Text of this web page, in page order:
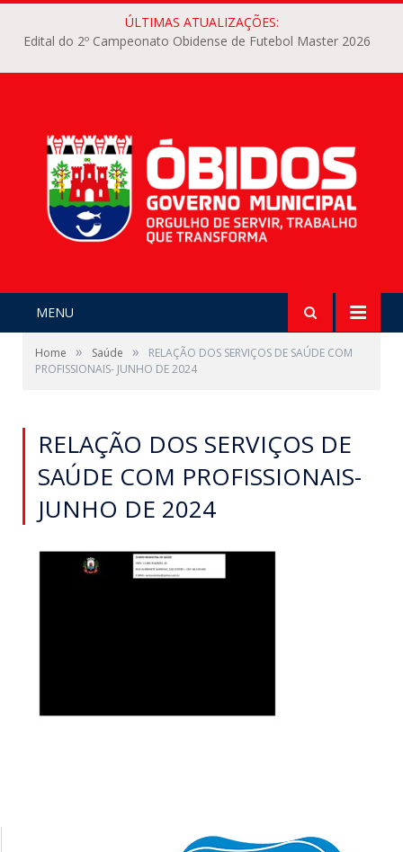
ÚLTIMAS ATUALIZAÇÕES:
Edital do 2º Campeonato Obidense de Futebol Master 2026
MENU
Home » Saúde »
RELAÇÃO DOS SERVIÇOS DE SAÚDE COM
PROFISSIONAIS- JUNHO DE 2024
RELAÇÃO DOS SERVIÇOS DE
SAÚDE COM PROFISSIONAIS-
JUNHO DE 2024